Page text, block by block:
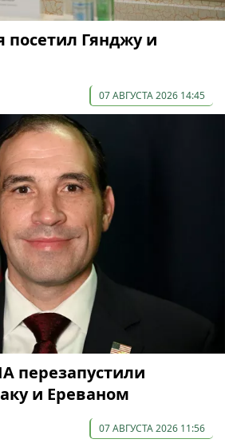
посетил Гянджу и
07 АВГУСТА 2026 14:45
перезапустили
и Ереваном
07 АВГУСТА 2026 11:56